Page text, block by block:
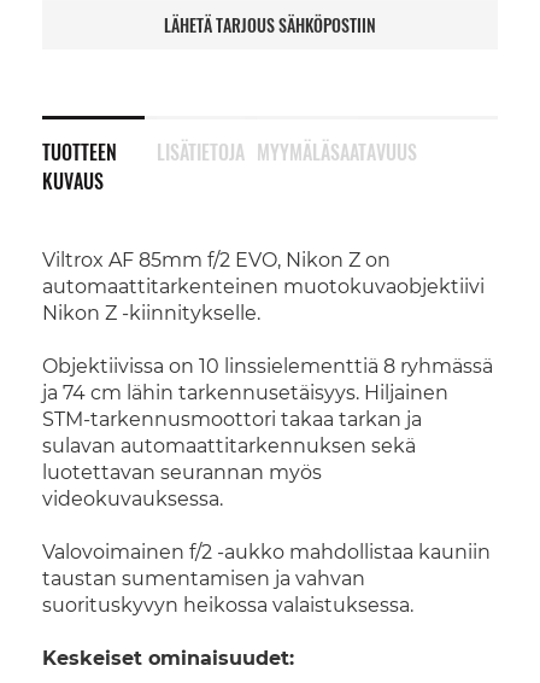
LÄHETÄ TARJOUS SÄHKÖPOSTIIN
TUOTTEEN
KUVAUS
Viltrox AF 85mm f/2 EVO, Nikon Z on
automaattitarkenteinen muotokuvaobjektiivi
Nikon Z -kiinnitykselle.
Objektiivissa on 10 linssielementtiä 8 ryhmässä
ja 74 cm lähin tarkennusetäisyys. Hiljainen
STM-tarkennusmoottori takaa tarkan ja
sulavan automaattitarkennuksen sekä
luotettavan seurannan myös
videokuvauksessa.
Valovoimainen f/2 -aukko mahdollistaa kauniin
taustan sumentamisen ja vahvan
suorituskyvyn heikossa valaistuksessa.
Keskeiset ominaisuudet:
LISÄTIETOJA MYYMÄLÄSAATAVUUS